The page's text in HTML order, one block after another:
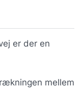
er der en
mellem